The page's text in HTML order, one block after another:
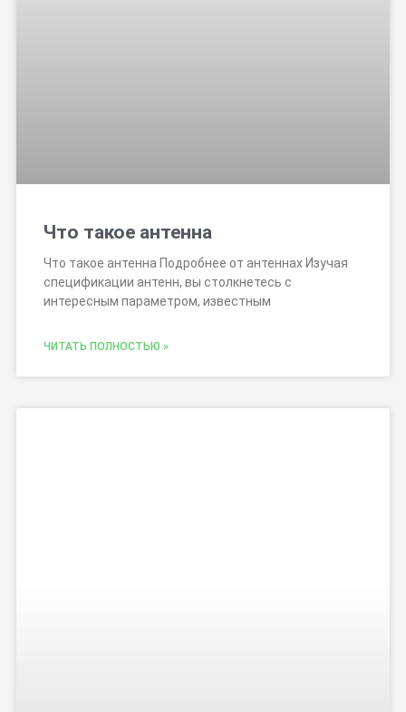
Что такое антенна
Что такое антенна Подробнее от антеннах Изучая
спецификации антенн, вы столкнетесь с
интересным параметром, известным
ЧИТАТЬ ПОЛНОСТЬЮ »